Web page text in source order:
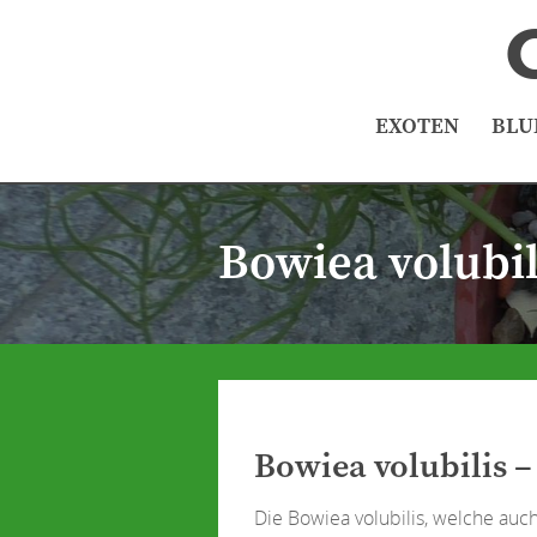
EXOTEN
Bowiea
Bowiea volubilis
Die Bowiea volubilis, welche